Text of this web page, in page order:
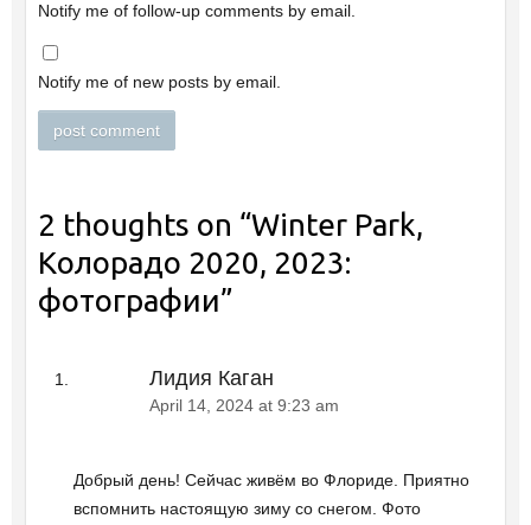
Notify me of follow-up comments by email.
Notify me of new posts by email.
2 thoughts on “Winter Park,
Колорадо 2020, 2023:
фотографии”
Лидия Каган
April 14, 2024 at 9:23 am
Добрый день! Сейчас живём во Флориде. Приятно
вспомнить настоящую зиму со снегом. Фото